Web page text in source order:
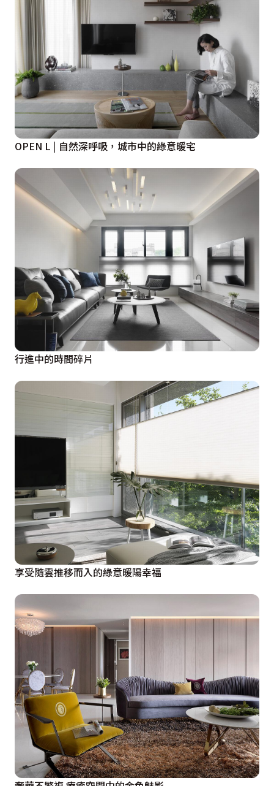
OPEN L | 自然深呼吸，城市中的綠意暖宅
行進中的時間碎片
享受隨雲推移而入的綠意暖陽幸福